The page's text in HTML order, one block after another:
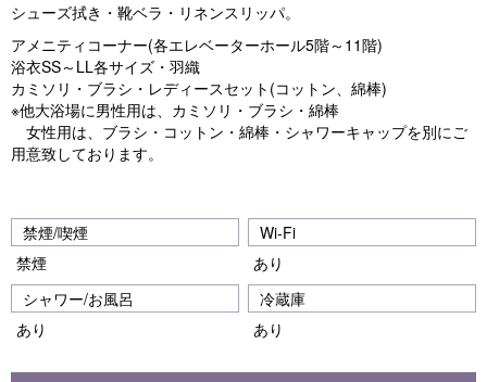
シューズ拭き・靴ベラ・リネンスリッパ。
アメニティコーナー(各エレベーターホール5階～11階)
浴衣SS～LL各サイズ・羽織
カミソリ・ブラシ・レディースセット(コットン、綿棒)
※他大浴場に男性用は、カミソリ・ブラシ・綿棒
女性用は、ブラシ・コットン・綿棒・シャワーキャップを別にご
用意致しております。
禁煙/喫煙
禁煙
Wi-Fi
あり
シャワー/お風呂
あり
冷蔵庫
あり